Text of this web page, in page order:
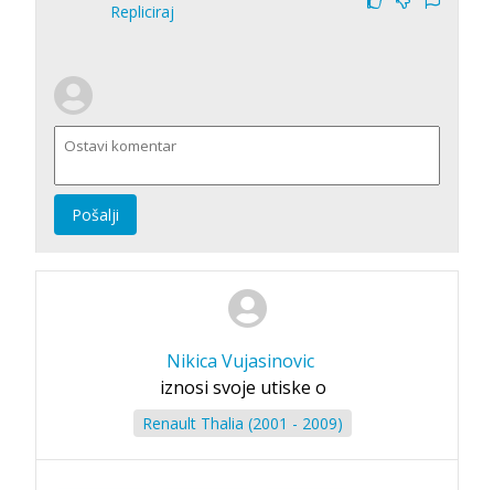
Repliciraj
Pošalji
Nikica Vujasinovic
iznosi svoje utiske o
Renault Thalia (2001 - 2009)